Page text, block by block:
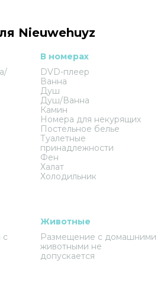
Nieuwehuyz
В номерах
DVD-плеер
Ванна
Душ
Душ/Ванна
Камин
Номера для некурящих
Постельное белье
Туалетные
принадлежности
Фен
Халат
Холодильник
с
Животные
Размещение с домашними
животными не
допускается